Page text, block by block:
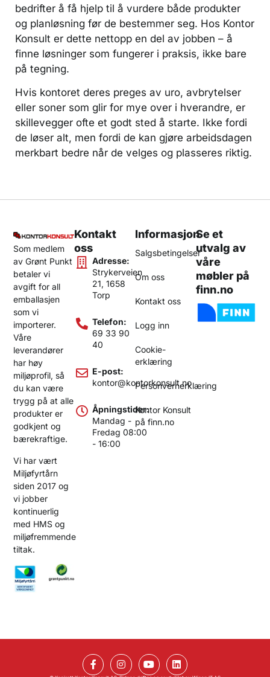
bedrifter å få hjelp til å vurdere både produkter
og planløsning før de bestemmer seg. Hos Kontor
Konsult er dette nettopp en del av jobben – å
finne løsninger som fungerer i praksis, ikke bare
på tegning.
Hvis kontoret deres preges av uro, avbrytelser
eller soner som glir for mye over i hverandre, er
skillevegger ofte et godt sted å starte. Ikke fordi
de løser alt, men fordi de kan gjøre arbeidsdagen
merkbart bedre når de velges og plasseres riktig.
Som medlem
av Grønt Punkt
betaler vi
avgift for all
emballasjen
som vi
importerer.
Våre
leverandører
har høy
miljøprofil, så
du kan være
trygg på at alle
produkter er
godkjent og
bærekraftige.
Vi har vært
Miljøfyrtårn
siden 2017 og
vi jobber
kontinuerlig
med HMS og
miljøfremmende
tiltak.
Kontakt
oss
Adresse:
Strykerveien
21, 1658
Torp
Telefon:
69 33 90
40
E-post:
kontor@kontorkonsult.no
Åpningstider:
Mandag -
Fredag 08:00
- 16:00
Informasjon
Salgsbetingelser
Om oss
Kontakt oss
Logg inn
Cookie-
erklæring
Personvernerklæring
Kontor Konsult
på finn.no
Se et
utvalg av
våre
møbler på
finn.no